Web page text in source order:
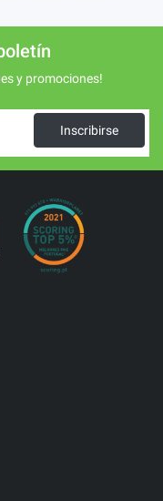
y promociones!
Inscribirse